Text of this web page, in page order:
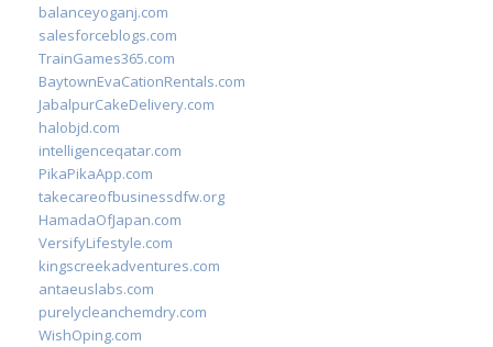
balanceyoganj.com
salesforceblogs.com
TrainGames365.com
BaytownEvaCationRentals.com
JabalpurCakeDelivery.com
halobjd.com
intelligenceqatar.com
PikaPikaApp.com
takecareofbusinessdfw.org
HamadaOfJapan.com
VersifyLifestyle.com
kingscreekadventures.com
antaeuslabs.com
purelycleanchemdry.com
WishOping.com